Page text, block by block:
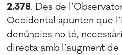
2.378. Des de
Occidental apunten que
denúncies no té,
directa amb l’augment